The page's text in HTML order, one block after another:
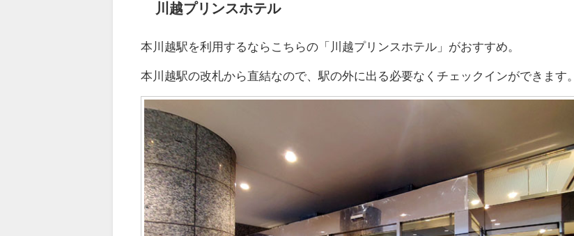
川越プリンスホテル
本川越駅を利用するならこちらの「川越プリンスホテル」がおすすめ。
本川越駅の改札から直結なので、駅の外に出る必要なくチェックインができます。